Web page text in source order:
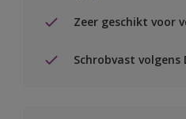
Zeer geschikt voor
Schrobvast volgens